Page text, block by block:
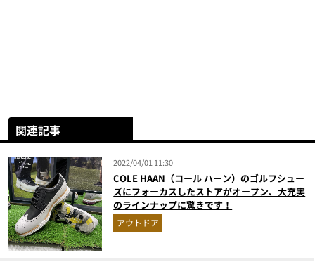
関連記事
2022/04/01 11:30
COLE HAAN（コール ハーン）のゴルフシュー
ズにフォーカスしたストアがオープン、大充実
のラインナップに驚きです！
アウトドア